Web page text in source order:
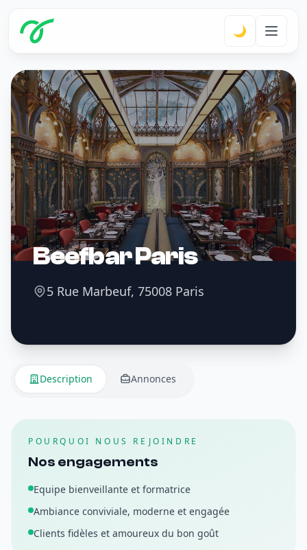
🌙
Beefbar Paris
5 Rue Marbeuf, 75008 Paris
Description Annonces
POURQUOI NOUS REJOINDRE
Nos engagements
Equipe bienveillante et formatrice
Ambiance conviviale, moderne et engagée
Clients fidèles et amoureux du bon goût